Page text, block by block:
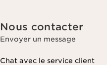
Nous contacter
Envoyer un message
Chat avec le service client